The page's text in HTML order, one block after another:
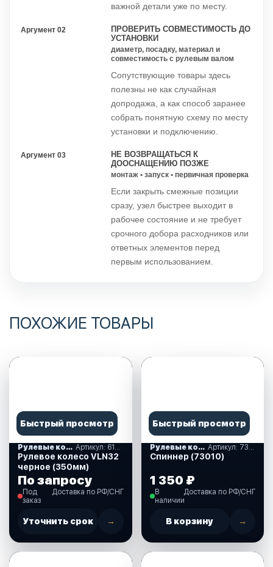
важной детали уже по месту.
Аргумент 02
ПРОВЕРИТЬ СОВМЕСТИМОСТЬ ДО
УСТАНОВКИ
диаметр, посадку, материал и
совместимость с рулевым валом
Сопутствующие товары здесь
полезны не как случайная
допродажа, а как способ заранее
собрать понятную схему по месту
установки и подключению.
Аргумент 03
НЕ ВОЗВРАЩАТЬСЯ К
ДООСНАЩЕНИЮ ПОЗЖЕ
монтаж • запуск • первичная проверка
Если закрыть смежные позиции
сразу, узел быстрее выходит в
рабочее состояние и не требует
срочного добора расходников или
ответных элементов перед
первым использованием.
ПОХОЖИЕ ТОВАРЫ
Быстрый просмотр
Рулевые колеса, спиннеры Артикул: 613031
Рулевое колесо VLN32
черное (350мм)
По запросу
Под
заказ
Доставка по РФ/СНГ
Уточнить срок →
Быстрый просмотр
Рулевые колеса, спиннеры Артикул: 73010
Спиннер (73010)
1 350 ₽
В
наличии
Доставка по РФ/СНГ
В корзину →